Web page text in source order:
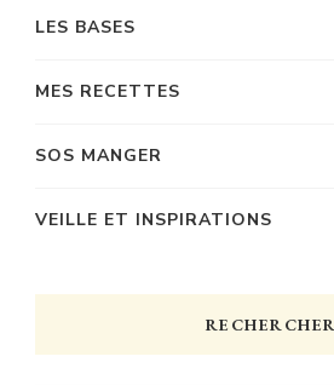
LES BASES
MES RECETTES
SOS MANGER
VEILLE ET INSPIRATIONS
RECHERCHER